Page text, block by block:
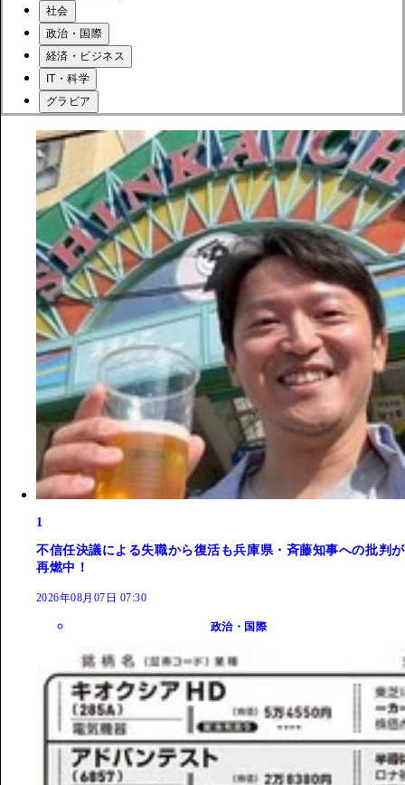
社会
政治・国際
経済・ビジネス
IT・科学
グラビア
1
不信任決議による失職から復活も兵庫県・斉藤知事への批判が
再燃中！
2026年08月07日 07:30
政治・国際